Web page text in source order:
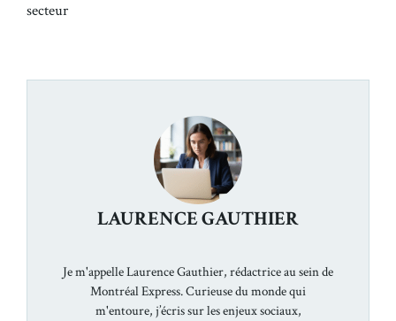
secteur
LAURENCE GAUTHIER
Je m'appelle Laurence Gauthier, rédactrice au sein de
Montréal Express. Curieuse du monde qui
m'entoure, j’écris sur les enjeux sociaux,